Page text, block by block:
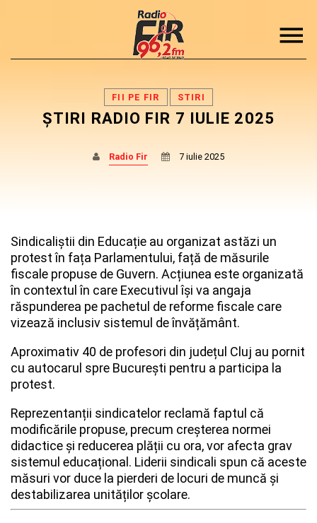
CAUTA IN SITE:
DISTRIBUIE PAGINA PE:
Facebook
Pinterest
Whatsapp
FII PE FIR STIRI
ȘTIRI RADIO FIR 7 IULIE 2025
Radio Fir 7 iulie 2025
Sindicaliștii din Educație au organizat astăzi un
protest în fața Parlamentului, față de măsurile
fiscale propuse de Guvern. Acțiunea este organizată
în contextul în care Executivul își va angaja
răspunderea pe pachetul de reforme fiscale care
vizează inclusiv sistemul de învățământ.
Aproximativ 40 de profesori din județul Cluj au pornit
cu autocarul spre București pentru a participa la
protest.
Reprezentanții sindicatelor reclamă faptul că
modificările propuse, precum creșterea normei
didactice și reducerea plății cu ora, vor afecta grav
sistemul educațional. Liderii sindicali spun că aceste
măsuri vor duce la pierderi de locuri de muncă și
destabilizarea unităților școlare.